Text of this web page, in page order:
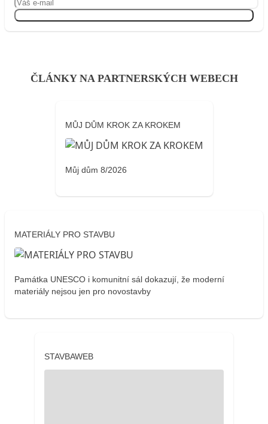
ČLÁNKY NA PARTNERSKÝCH WEBECH
MŮJ DŮM KROK ZA KROKEM
Můj dům 8/2026
MATERIÁLY PRO STAVBU
Památka UNESCO i komunitní sál dokazují, že moderní
materiály nejsou jen pro novostavby
STAVBAWEB